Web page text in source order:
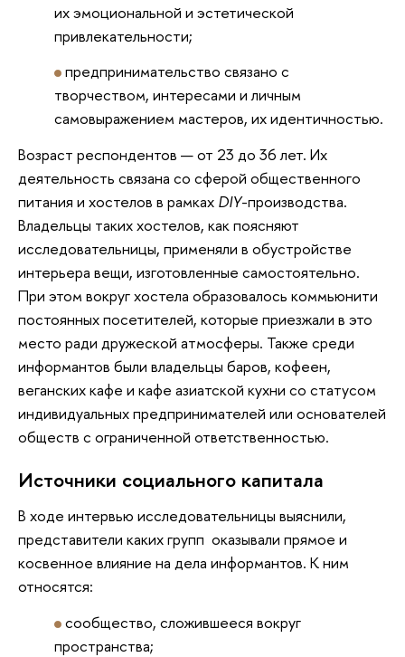
их эмоциональной и эстетической
привлекательности;
предпринимательство связано с
творчеством, интересами и личным
самовыражением мастеров, их идентичностью.
Возраст респондентов — от 23 до 36 лет. Их
деятельность связана со сферой общественного
питания и хостелов в рамках DIY-производства.
Владельцы таких хостелов, как поясняют
исследовательницы, применяли в обустройстве
интерьера вещи, изготовленные самостоятельно.
При этом вокруг хостела образовалось коммьюнити
постоянных посетителей, которые приезжали в это
место ради дружеской атмосферы. Также среди
информантов были владельцы баров, кофеен,
веганских кафе и кафе азиатской кухни со статусом
индивидуальных предпринимателей или основателей
обществ с ограниченной ответственностью.
Источники социального капитала
В ходе интервью исследовательницы выяснили,
представители каких групп оказывали прямое и
косвенное влияние на дела информантов. К ним
относятся:
сообщество, сложившееся вокруг
пространства;